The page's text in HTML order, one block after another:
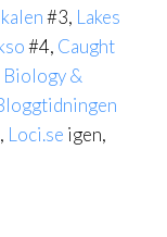
#3, Lakes
#4, Caught
Biology &
Loci.se igen,